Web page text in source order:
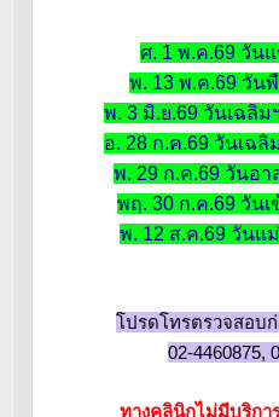
ศ. 1 พ.ค.69 วัน
พ. 13 พ.ค.69 วัน
พ. 3 มิ.ย.69 วันเฉลิ
อ. 28 ก.ค.69 วันเฉลิ
พ. 29 ก.ค.69 วันอ
พฤ. 30 ก.ค.69 วัน
พ. 12 ส.ค.69 วันแ
โปรดโทรตรวจสอบ
02-4460875,
ทางคลินิกไม่มีบริกา